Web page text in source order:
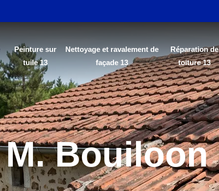
Peinture sur
tuile 13
Nettoyage et ravalement de
façade 13
Réparation de
toiture 13
M. Bouiloon